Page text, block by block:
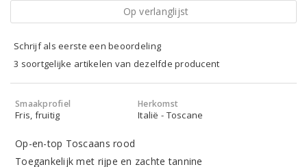
Op verlanglijst
Schrijf als eerste een beoordeling
3 soortgelijke artikelen van dezelfde producent
Smaakprofiel
Fris, fruitig
Herkomst
Italië - Toscane
Op-en-top Toscaans rood
Toegankelijk met rijpe en zachte tannine